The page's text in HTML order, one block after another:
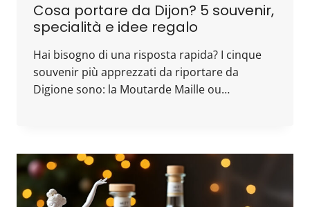
Cosa portare da Dijon? 5 souvenir,
specialità e idee regalo
Hai bisogno di una risposta rapida? I cinque
souvenir più apprezzati da riportare da
Digione sono: la Moutarde Maille ou…